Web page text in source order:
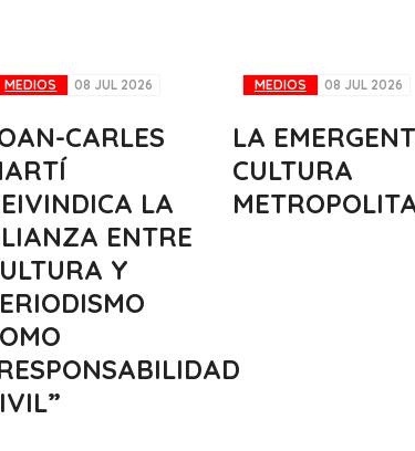
MEDIOS 08 JUL 2026
CARLES
LA
ENTRE
Y
MEDIOS 08 JUL 2026
LA
CULTURA